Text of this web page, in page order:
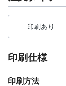
印刷あり
印刷仕様
印刷方法